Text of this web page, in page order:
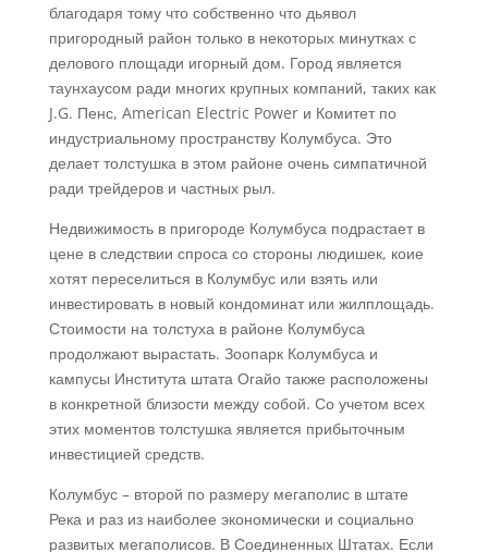
благодаря тому что собственно что дьявол
пригородный район только в некоторых минутках с
делового площади игорный дом. Город является
таунхаусом ради многих крупных компаний, таких как
J.G. Пенс, American Electric Power и Комитет по
индустриальному пространству Колумбуса. Это
делает толстушка в этом районе очень симпатичной
ради трейдеров и частных рыл.
Недвижимость в пригороде Колумбуса подрастает в
цене в следствии спроса со стороны людишек, коие
хотят переселиться в Колумбус или взять или
инвестировать в новый кондоминат или жилплощадь.
Стоимости на толстуха в районе Колумбуса
продолжают вырастать. Зоопарк Колумбуса и
кампусы Института штата Огайо также расположены
в конкретной близости между собой. Со учетом всех
этих моментов толстушка является прибыточным
инвестицией средств.
Колумбус – второй по размеру мегаполис в штате
Река и раз из наиболее экономически и социально
развитых мегаполисов. В Соединенных Штатах. Если